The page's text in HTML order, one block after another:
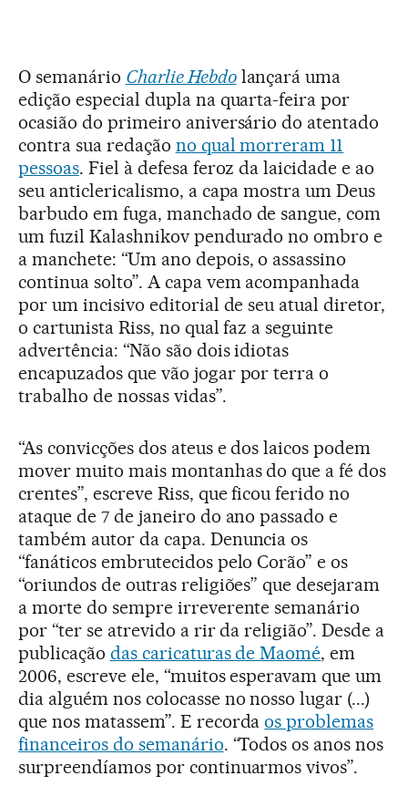
O semanário Charlie Hebdolançará uma
edição especial dupla na quarta-feira por
ocasião do primeiro aniversário do atentado
contra sua redação no qual morreram 11
pessoas. Fiel à defesa feroz da laicidade e ao
seu anticlericalismo, a capa mostra um Deus
barbudo em fuga, manchado de sangue, com
um fuzil Kalashnikov pendurado no ombro e
a manchete: “Um ano depois, o assassino
continua solto”. A capa vem acompanhada
por um incisivo editorial de seu atual diretor,
o cartunista Riss, no qual faz a seguinte
advertência: “Não são dois idiotas
encapuzados que vão jogar por terra o
trabalho de nossas vidas”.
“As convicções dos ateus e dos laicos podem
mover muito mais montanhas do que a fé dos
crentes”, escreve Riss, que ficou ferido no
ataque de 7 de janeiro do ano passado e
também autor da capa. Denuncia os
“fanáticos embrutecidos pelo Corão” e os
“oriundos de outras religiões” que desejaram
a morte do sempre irreverente semanário
por “ter se atrevido a rir da religião”. Desde a
publicação das caricaturas de Maomé, em
2006, escreve ele, “muitos esperavam que um
dia alguém nos colocasse no nosso lugar (...)
que nos matassem”. E recordaos problemas
financeiros do semanário. “Todos os anos nos
surpreendíamos por continuarmos vivos”.